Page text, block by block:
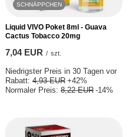
SCHNÄPPCHEN
Liquid VIVO Poket 8ml - Guava
Cactus Tobacco 20mg
7,04 EUR / szt.
Niedrigster Preis in 30 Tagen vor
Rabatt: 4,93 EUR +42%
Normaler Preis: 8,22 EUR -14%